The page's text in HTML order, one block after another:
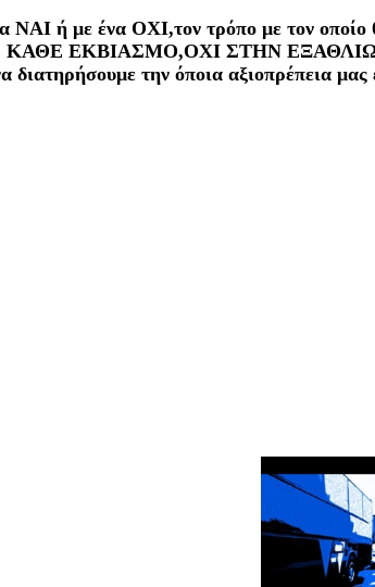
ΝΑΙ ή με ένα ΟΧΙ,τον τρόπο με τον
ΕΚΒΙΑΣΜΟ,ΟΧΙ ΣΤΗΝ
την όποια αξιοπρέπεια μας